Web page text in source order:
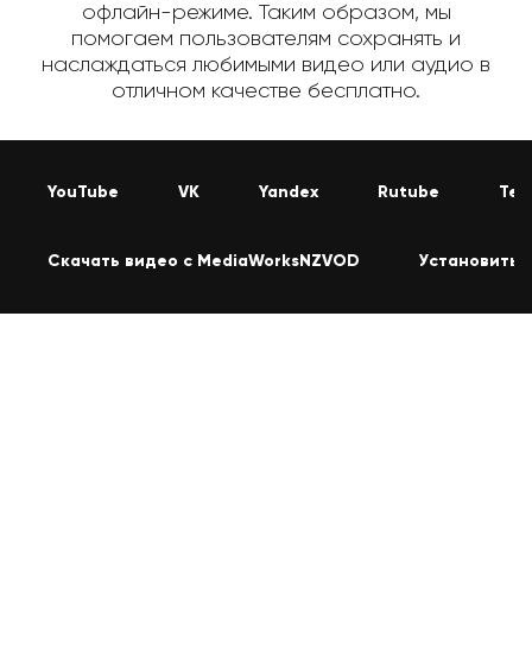
офлайн-режиме. Таким образом, мы
помогаем пользователям сохранять и
наслаждаться любимыми видео или аудио в
отличном качестве бесплатно.
YouTube VK Yandex Rutube
Скачать видео с MediaWorksNZVOD Установить